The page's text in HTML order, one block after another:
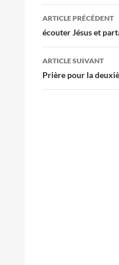
Navigation
des
articles
ARTICLE PRÉCÉDENT
écouter Jésus et
ARTICLE SUIVANT
Prière pour la